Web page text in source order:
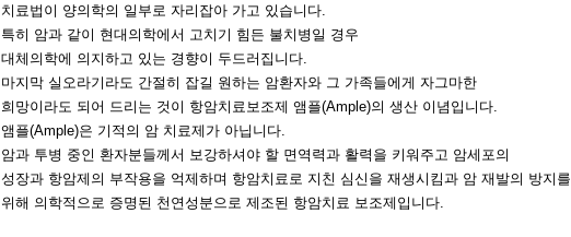
치료법이 양의학의 일부로 자리잡아 가고 있습니다.
특히 암과 같이 현대의학에서 고치기 힘든 불치병일 경우
대체의학에 의지하고 있는 경향이 두드러집니다.
마지막 실오라기라도 간절히 잡길 원하는 암환자와 그 가족들에게 자그마한
희망이라도 되어 드리는 것이 항암치료보조제 앰플(Ample)의 생산 이념입니다.
앰플(Ample)은 기적의 암 치료제가 아닙니다.
암과 투병 중인 환자분들께서 보강하셔야 할 면역력과 활력을 키워주고 암세포의
성장과 항암제의 부작용을 억제하며 항암치료로 지친 심신을 재생시킴과 암 재발의 방지를
위해 의학적으로 증명된 천연성분으로 제조된 항암치료 보조제입니다.